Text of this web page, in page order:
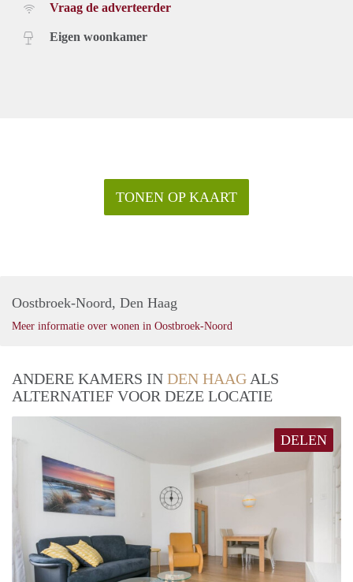
Vraag de adverteerder
Eigen woonkamer
TONEN OP KAART
Oostbroek-Noord, Den Haag
Meer informatie over wonen in Oostbroek-Noord
ANDERE KAMERS IN DEN HAAG ALS
ALTERNATIEF VOOR DEZE LOCATIE
DELEN